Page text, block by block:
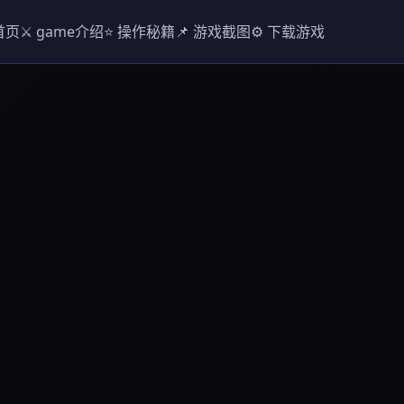
页⚔️ game介绍⭐ 操作秘籍📌 游戏截图⚙️ 下载游戏